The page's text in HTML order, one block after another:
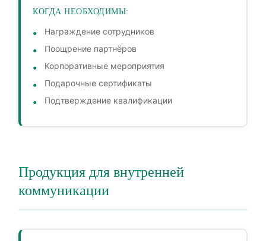
КОГДА НЕОБХОДИМЫ:
Награждение сотрудников
Поощрение партнёров
Корпоративные мероприятия
Подарочные сертификаты
Подтверждение квалификации
Продукция для внутренней
коммуникации